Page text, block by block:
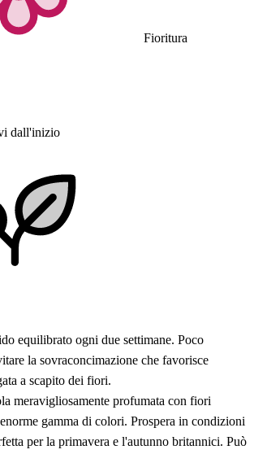
Fioritura
dall'inizio
equilibrato ogni due settimane. Poco
la sovraconcimazione che favorisce
a scapito dei fiori.
meravigliosamente profumata con fiori
gamma di colori. Prospera in condizioni
per la primavera e l'autunno britannici. Può